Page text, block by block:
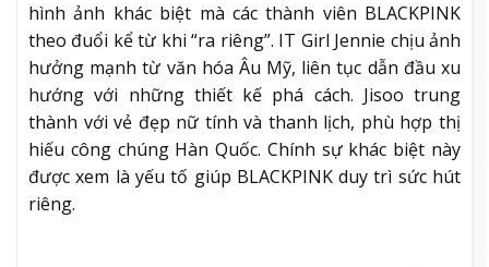
hình ảnh khác biệt mà các thành viên BLACKPINK
theo đuổi kể từ khi “ra riêng”. IT Girl Jennie chịu ảnh
hưởng mạnh từ văn hóa Âu Mỹ, liên tục dẫn đầu xu
hướng với những thiết kế phá cách. Jisoo trung
thành với vẻ đẹp nữ tính và thanh lịch, phù hợp thị
hiếu công chúng Hàn Quốc. Chính sự khác biệt này
được xem là yếu tố giúp BLACKPINK duy trì sức hút
riêng.